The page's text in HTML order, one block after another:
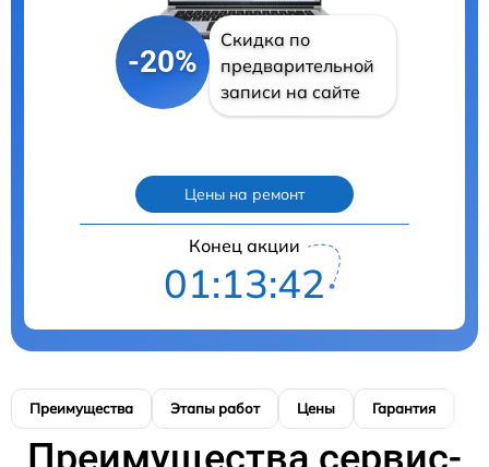
-20%
Скидка по
предварительной
записи на сайте
Цены на ремонт
Конец акции
01:13:40
Преимущества Этапы работ Цены Гарантия